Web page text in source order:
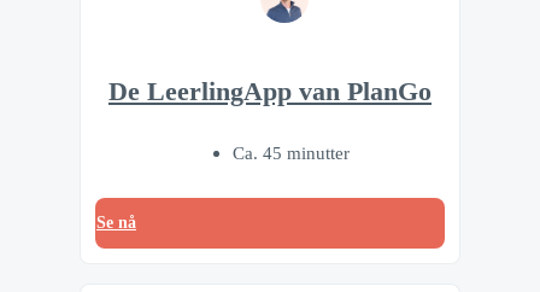
De LeerlingApp van PlanGo
Ca. 45 minutter
Se nå